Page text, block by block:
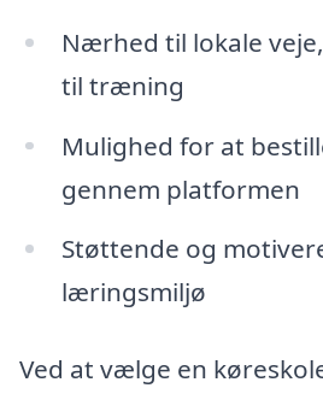
Nærhed til lokale
til træning
Mulighed for at
gennem platformen
Støttende og
læringsmiljø
Ved at vælge en